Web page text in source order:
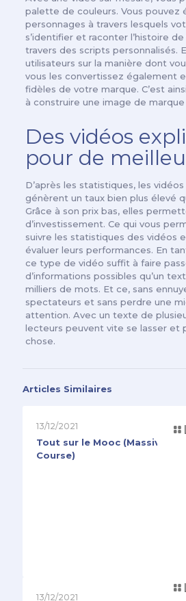
palette de couleurs. Vous pouvez
personnages à travers lesquels
s’identifier et raconter l’histoire
travers des scripts personnalisés.
utilisateurs sur la manière dont
vous les convertissez également
fidèles de votre marque. C’est
à construire une image de marque
Des vidéos
pour de
D’après les statistiques, les
génèrent un taux bien plus élevé
Grâce à son prix bas, elles
d’investissement. Ce qui vous
suivre les statistiques des vidéos
évaluer leurs performances. En
ce type de vidéo suffit à faire
d’informations possibles qu’un
milliers de mots. Et ce, sans
spectateurs et sans perdre une
attention. Avec un texte de
lecteurs peuvent vite se lasser et
chose.
Articles Similaires
13/12/2021
Tout sur le Mooc (Massive
Course)
13/12/2021